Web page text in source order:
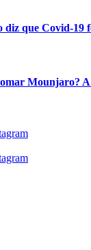
que Covid-19
Mounjaro? A